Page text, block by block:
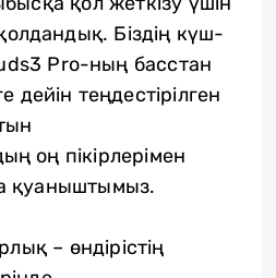
Біздің күш-
Pro-ның басстан
дейін теңдестірілген
оң пікірлерімен
қуаныштымыз.
– өндірістің